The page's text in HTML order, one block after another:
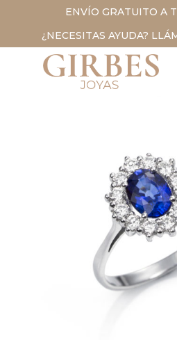
ENVÍO GRATUITO A
¿NECESITAS AYUDA?